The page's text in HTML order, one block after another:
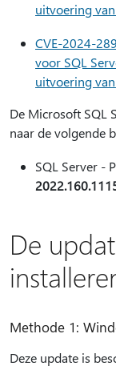
uitvoering
CVE-2024-
voor SQL
uitvoering
De Microsoft SQL
naar de volgende
SQL Server -
De
Methode 1:
Deze update is